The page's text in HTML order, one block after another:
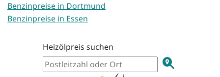
Benzinpreise in Dortmund
Benzinpreise in Essen
Heizölpreis suchen